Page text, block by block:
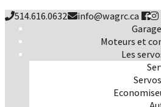
514.616.0632 info@wagrc.ca
Moteurs et
Les